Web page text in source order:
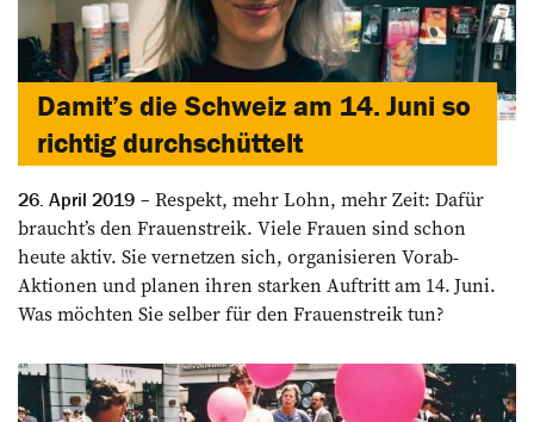
Damit’s die Schweiz am 14. Juni so
richtig durchschüttelt
26. April 2019
Respekt, mehr Lohn, mehr Zeit: Dafür
braucht’s den Frauenstreik. Viele Frauen sind schon
heute aktiv. Sie vernetzen sich, organisieren Vorab-
Aktionen und planen ihren starken Auftritt am 14. Juni.
Was möchten Sie selber für den Frauenstreik tun?